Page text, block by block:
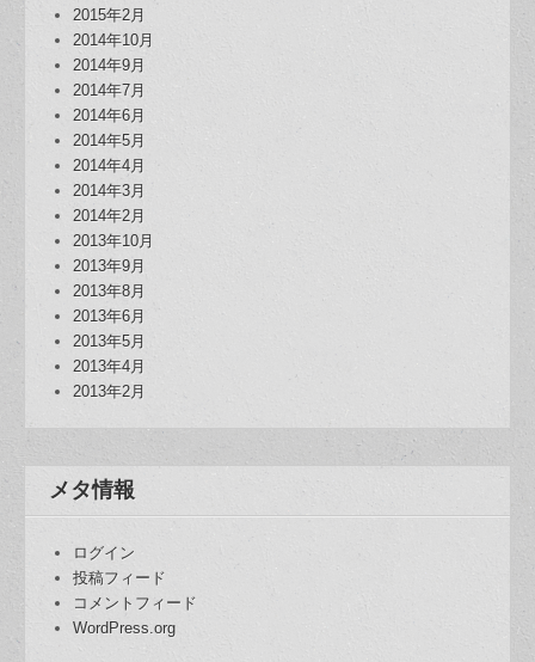
2015年2月
2014年10月
2014年9月
2014年7月
2014年6月
2014年5月
2014年4月
2014年3月
2014年2月
2013年10月
2013年9月
2013年8月
2013年6月
2013年5月
2013年4月
2013年2月
メタ情報
ログイン
投稿フィード
コメントフィード
WordPress.org